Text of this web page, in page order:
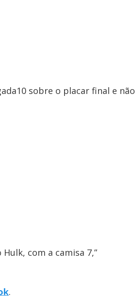
sobre o placar final e não
com a camisa 7,”
.